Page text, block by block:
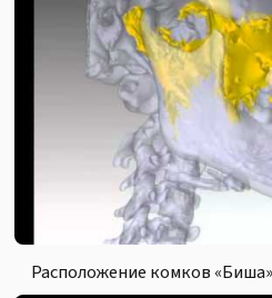
Расположение комков